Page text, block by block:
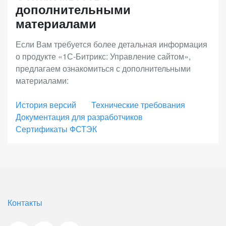
аффилиатские программы, использовать
расширенную отчетность.
«Энтерпрайз»– лицензия с максимальной
функциональностью для средних и крупных
интернет-магазинов, региональных и
федеральных сетей. Позволяет выстраивать
онлайн-продажи во всех каналах присутствия с
единым центром управления, масштабировать
отказоустойчивое решение для работы онлайн-
дополнительными
материалами
Если Вам требуется более детальная информация
о продукте «1С-Битрикс: Управление сайтом»,
предлагаем ознакомиться с дополнительными
материалами:
История версий
Технические требования
Документация для разработчиков
Сертификаты ФСТЭК
Контакты